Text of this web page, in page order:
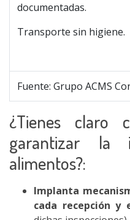
documentadas.
Transporte sin higiene.
Fuente: Grupo ACMS
¿Tienes claro
garantizar la
alimentos?:
Implanta
cada recepción y